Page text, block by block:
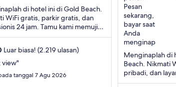
dari
2
Sep
3
di hotel ini di Gold Beach.
WiFi gratis, parkir gratis, dan
24 jam. Tamu kami memuji
dan staf di ulasan kami. Objek
Luar biasa! (2.219 ulasan)
view"
tanggal 7 Agu 2026
Beach OR
Pesan
sekarang,
bayar saat
Anda
menginap
Menginaplah di
Beach. Nikmati
pribadi, dan
harian. Tamu